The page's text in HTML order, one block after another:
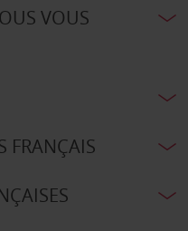
VOUS
FRANÇAIS